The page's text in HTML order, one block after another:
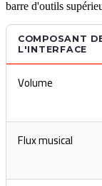
barre d'outils
COMPOSANT
L'INTERFACE
Volume
Flux musical